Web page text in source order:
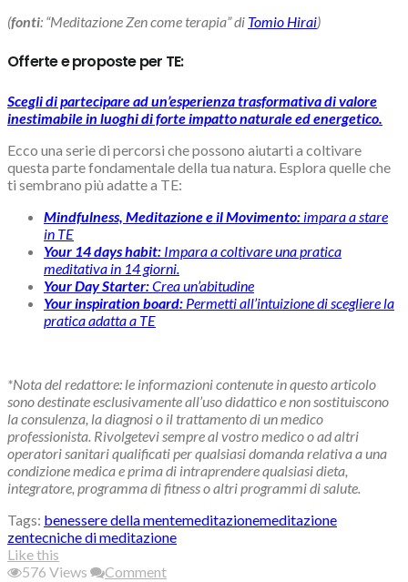
(fonti: “Meditazione Zen come terapia” di Tomio Hirai)
Offerte e proposte per TE:
Scegli di partecipare ad un’esperienza trasformativa di valore
inestimabile in luoghi di forte impatto naturale ed energetico.
Ecco una serie di percorsi che possono aiutarti a coltivare
questa parte fondamentale della tua natura. Esplora quelle che
ti sembrano più adatte a TE:
Mindfulness, Meditazione e il Movimento: impara a stare
in TE
Your 14 days habit: Impara a coltivare una pratica
meditativa in 14 giorni.
Your Day Starter:Crea un’abitudine
Your inspiration board: Permetti all’intuizione di scegliere la
pratica adatta a TE
*Nota del redattore: le informazioni contenute in questo articolo
sono destinate esclusivamente all’uso didattico e non sostituiscono
la consulenza, la diagnosi o il trattamento di un medico
professionista. Rivolgetevi sempre al vostro medico o ad altri
operatori sanitari qualificati per qualsiasi domanda relativa a una
condizione medica e prima di intraprendere qualsiasi dieta,
integratore, programma di fitness o altri programmi di salute.
Tags: benessere della mentemeditazionemeditazione
zentecniche di meditazione
Like this
576 Views
Comment